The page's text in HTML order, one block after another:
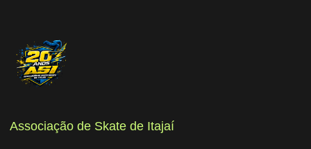
Associação de Skate de Itajaí